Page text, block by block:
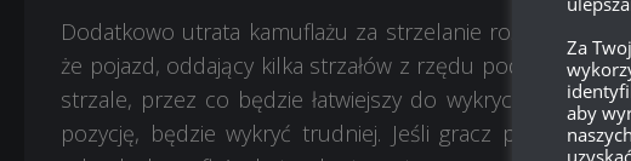
Dodatkowo utrata kamuflażu za strzelanie rośnie
że pojazd, oddający kilka strzałów z rzędu podczas
strzale, przez co będzie łatwiejszy do wykrycia.
pozycję, będzie wykryć trudniej. Jeśli gracz po
Za
aby